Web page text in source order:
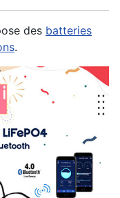
des batteries
.